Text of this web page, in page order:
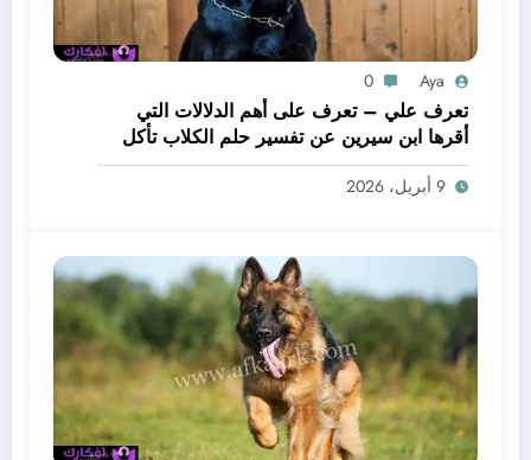
Aya
0
تعرف علي – تعرف على أهم الدلالات التي
أقرها ابن سيرين عن تفسير حلم الكلاب تأكل
لحم – بالتفصيل
9 أبريل، 2026